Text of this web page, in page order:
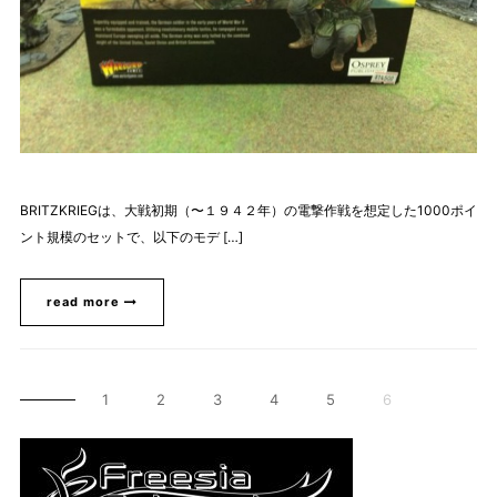
BRITZKRIEGは、大戦初期（〜１９４２年）の電撃作戦を想定した1000ポイ
ント規模のセットで、以下のモデ […]
read more
1 2 3 4 5 6